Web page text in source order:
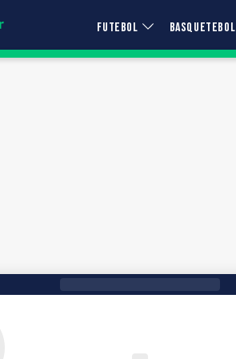
FUTEBOL BASQUETEBOL